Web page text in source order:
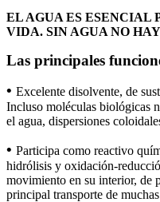
EL AGUA ES ESENCIAL
VIDA. SIN AGUA NO
Las principales
• Excelente disolvente, de
Incluso moléculas biológicas
el agua, dispersiones
• Participa como reactivo
hidrólisis y oxidación-
movimiento en su interior, de
principal transporte de